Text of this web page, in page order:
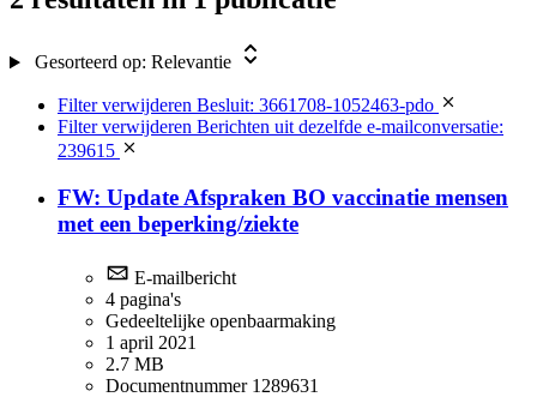
Gesorteerd op: Relevantie
Filter verwijderen Besluit: 3661708-1052463-pdo
Filter verwijderen Berichten uit dezelfde e-mailconversatie:
239615
FW: Update Afspraken BO vaccinatie mensen
met een beperking/ziekte
E-mailbericht
4 pagina's
Gedeeltelijke openbaarmaking
1 april 2021
2.7 MB
Documentnummer 1289631